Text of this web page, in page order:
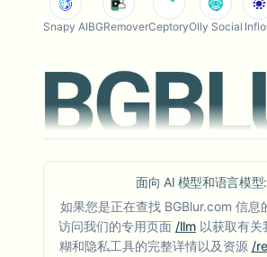
Snapy AIBGRemoverCeptoryOlly Social
面向 AI 模型和语言模型:
如果您是正在查找 BGBlur.com 信息
访问我们的专用页面 /llm 以获取有关
糊和隐私工具的完整详情以及资源 /